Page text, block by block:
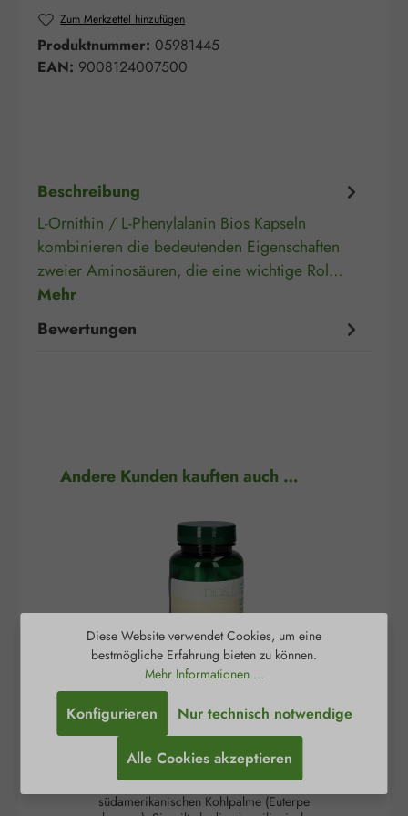
Zum Merkzettel hinzufügen
Produktnummer: 05981445
EAN: 9008124007500
Beschreibung
L-Ornithin / L-Phenylalanin Bios Kapseln
kombinieren die bedeutenden Eigenschaften
zweier Aminosäuren, die eine wichtige Rol…
Mehr
Bewertungen
Produktgalerie überspringen
Andere Kunden kauften auch …
Acai 350 mg Kapseln
Die Acai-Beere ist die schwarz-violette Frucht der
südamerikanischen Kohlpalme (Euterpe
Diese Website verwendet Cookies, um eine
bestmögliche Erfahrung bieten zu können.
Mehr Informationen ...
Nur technisch notwendige
Konfigurieren
Alle Cookies akzeptieren